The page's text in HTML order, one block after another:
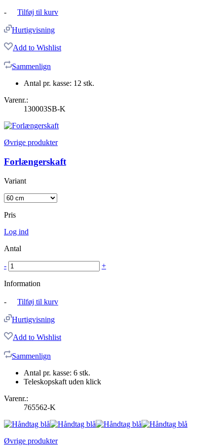
- Tilføj til kurv
Hurtigvisning
Add to Wishlist
Sammenlign
Antal pr. kasse: 12 stk.
Varenr.:
130003SB-K
Øvrige produkter
Forlængerskaft
Variant
Pris
Log ind
Antal
- +
Information
- Tilføj til kurv
Hurtigvisning
Add to Wishlist
Sammenlign
Antal pr. kasse: 6 stk.
Teleskopskaft uden klick
Varenr.:
765562-K
Øvrige produkter